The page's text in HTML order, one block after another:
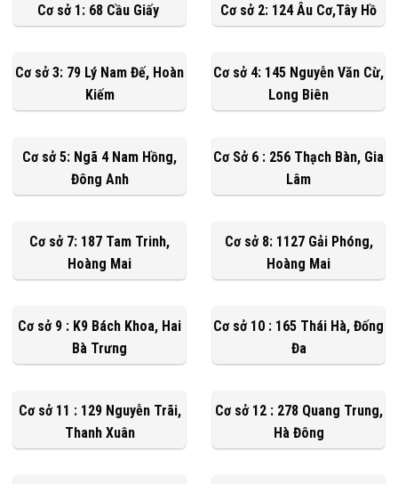
Cơ sở 1: 68 Cầu Giấy
Cơ sở 2: 124 Âu Cơ,Tây Hồ
Cơ sở 3: 79 Lý Nam Đế, Hoàn
Kiếm
Cơ sở 4: 145 Nguyễn Văn Cừ,
Long Biên
Cơ sở 5: Ngã 4 Nam Hồng,
Đông Anh
Cơ Sở 6 : 256 Thạch Bàn, Gia
Lâm
Cơ sở 7: 187 Tam Trinh,
Hoàng Mai
Cơ sở 8: 1127 Gải Phóng,
Hoàng Mai
Cơ sở 9 : K9 Bách Khoa, Hai
Bà Trưng
Cơ sở 10 : 165 Thái Hà, Đống
Đa
Cơ sở 11 : 129 Nguyễn Trãi,
Thanh Xuân
Cơ sở 12 : 278 Quang Trung,
Hà Đông